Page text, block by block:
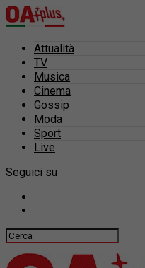
Attualità
TV
Musica
Cinema
Gossip
Moda
Sport
Live
Seguici su